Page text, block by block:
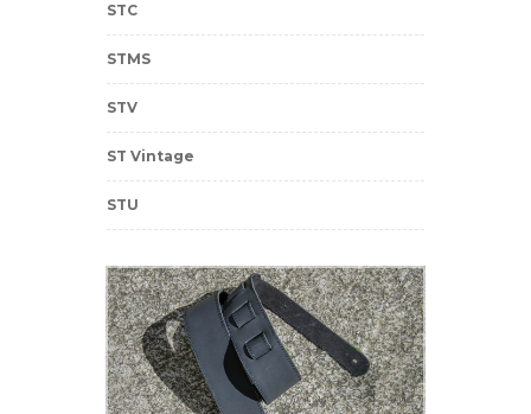
STC
STMS
STV
ST Vintage
STU